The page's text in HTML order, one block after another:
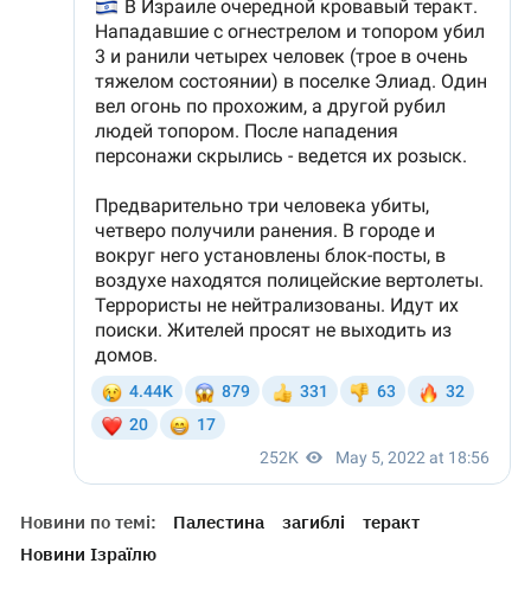
Новини по темі: Палестина загиблі
теракт
Новини Ізраїлю